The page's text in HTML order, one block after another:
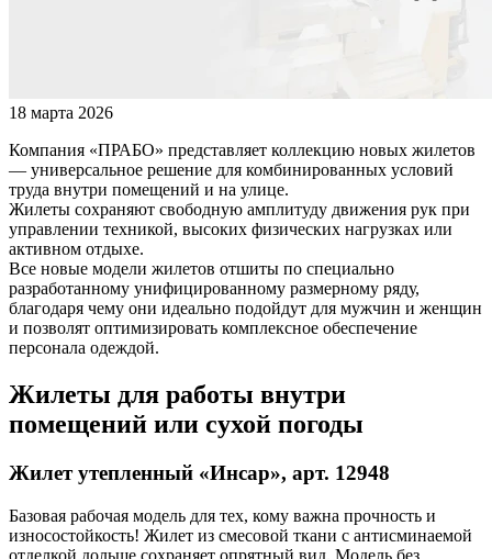
18 марта 2026
Компания «ПРАБО» представляет коллекцию новых жилетов
— универсальное решение для комбинированных условий
труда внутри помещений и на улице.
Жилеты сохраняют свободную амплитуду движения рук при
управлении техникой, высоких физических нагрузках или
активном отдыхе.
Все новые модели жилетов отшиты по специально
разработанному унифицированному размерному ряду,
благодаря чему они идеально подойдут для мужчин и женщин
и позволят оптимизировать комплексное обеспечение
персонала одеждой.
Жилеты для работы внутри
помещений или сухой погоды
Жилет утепленный «Инсар», арт. 12948
Базовая рабочая модель для тех, кому важна прочность и
износостойкость! Жилет из смесовой ткани с антисминаемой
отделкой дольше сохраняет опрятный вид. Модель без